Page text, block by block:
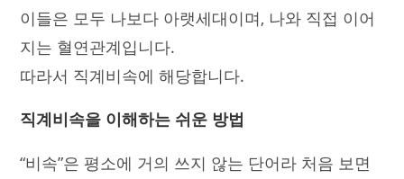
이들은 모두 나보다 아랫세대이며, 나와 직접 이어
지는 혈연관계입니다.
따라서 직계비속에 해당합니다.
직계비속을 이해하는 쉬운 방법
“비속”은 평소에 거의 쓰지 않는 단어라 처음 보면